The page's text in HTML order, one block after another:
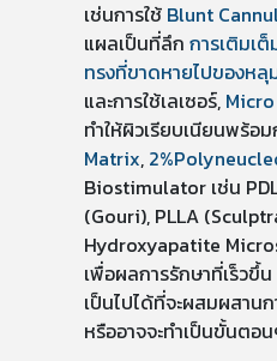
เช่นการใช้ Blunt
แผลเป็นที่ลึก การเติมเ
ทรงที่ขาดหายไปของห
และการใช้เลเซอร์,
ทำให้ผิวเรียบเนียนพร้อ
Matrix,
Biostimulator เช่น
(Gouri), PLLA
Hydroxyapatite
เพื่อผลการรักษาที่เร็วขึ้
เป็นไปได้ที่จะผสมผสาน
หรืออาจจะทำเป็นขั้นตอ